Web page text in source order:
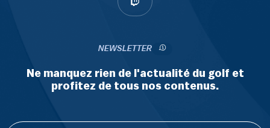
NEWSLETTER
Ne manquez rien de l'actualité du golf et
profitez de tous nos contenus.